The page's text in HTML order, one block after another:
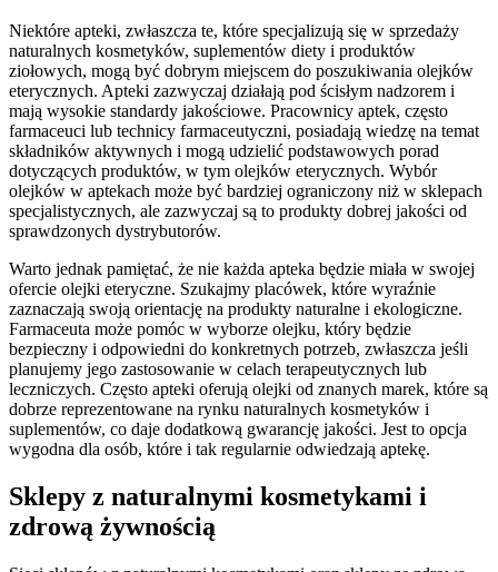
Niektóre apteki, zwłaszcza te, które specjalizują się w sprzedaży
naturalnych kosmetyków, suplementów diety i produktów
ziołowych, mogą być dobrym miejscem do poszukiwania olejków
eterycznych. Apteki zazwyczaj działają pod ścisłym nadzorem i
mają wysokie standardy jakościowe. Pracownicy aptek, często
farmaceuci lub technicy farmaceutyczni, posiadają wiedzę na temat
składników aktywnych i mogą udzielić podstawowych porad
dotyczących produktów, w tym olejków eterycznych. Wybór
olejków w aptekach może być bardziej ograniczony niż w sklepach
specjalistycznych, ale zazwyczaj są to produkty dobrej jakości od
sprawdzonych dystrybutorów.
Warto jednak pamiętać, że nie każda apteka będzie miała w swojej
ofercie olejki eteryczne. Szukajmy placówek, które wyraźnie
zaznaczają swoją orientację na produkty naturalne i ekologiczne.
Farmaceuta może pomóc w wyborze olejku, który będzie
bezpieczny i odpowiedni do konkretnych potrzeb, zwłaszcza jeśli
planujemy jego zastosowanie w celach terapeutycznych lub
leczniczych. Często apteki oferują olejki od znanych marek, które są
dobrze reprezentowane na rynku naturalnych kosmetyków i
suplementów, co daje dodatkową gwarancję jakości. Jest to opcja
wygodna dla osób, które i tak regularnie odwiedzają aptekę.
Sklepy z naturalnymi kosmetykami i
zdrową żywnością